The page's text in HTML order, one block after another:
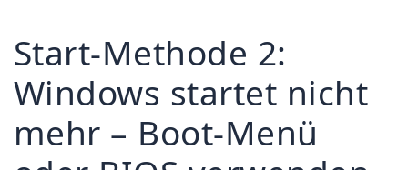
Start-Methode 2:
Windows startet nicht
mehr – Boot-Menü